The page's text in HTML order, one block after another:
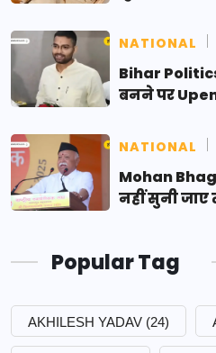
NATIONAL
Bihar
बनने पर
NATIONAL
Mohan
नहीं सुनी
Popular Tag
AKHILESH YADAV (24)